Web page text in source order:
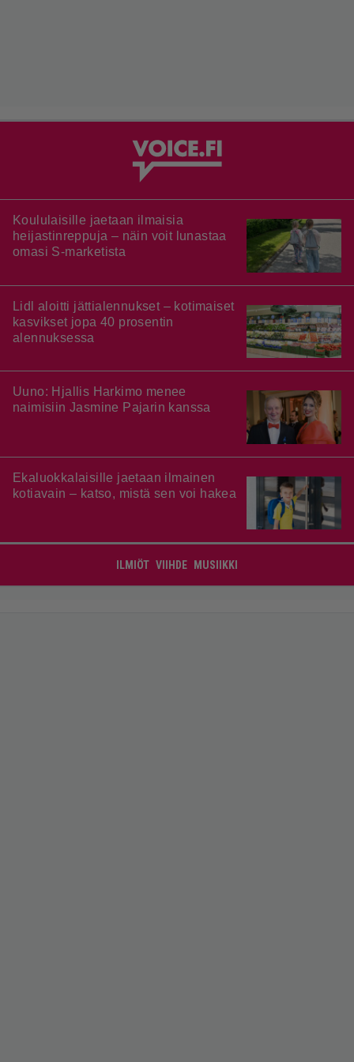
Koululaisille jaetaan ilmaisia
heijastinreppuja – näin voit lunastaa
omasi S-marketista
Lidl aloitti jättialennukset – kotimaiset
kasvikset jopa 40 prosentin
alennuksessa
Uuno: Hjallis Harkimo menee
naimisiin Jasmine Pajarin kanssa
Ekaluokkalaisille jaetaan ilmainen
kotiavain – katso, mistä sen voi hakea
ILMIÖT VIIHDE MUSIIKKI